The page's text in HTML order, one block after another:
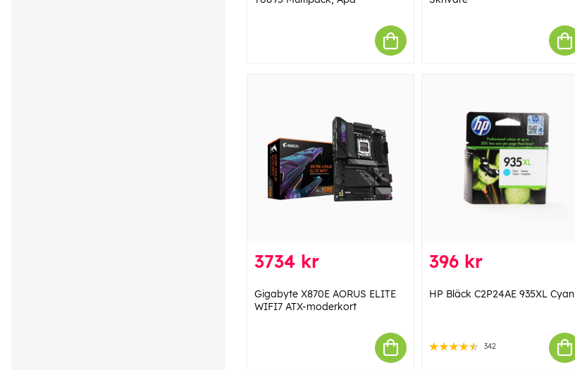
3734 kr
Gigabyte X870E AORUS ELITE
WIFI7 ATX-moderkort
396 kr
HP Bläck C2P24AE 935XL Cyan
342